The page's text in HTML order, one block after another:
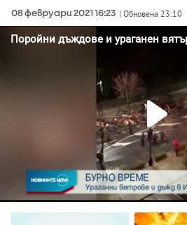
08 февруари 2021 16:23 | Обновена 23:10